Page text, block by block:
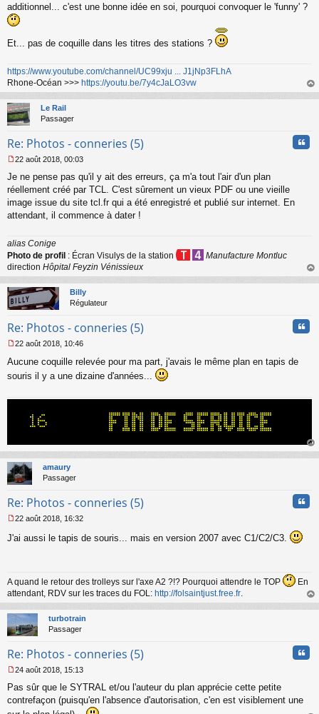
s
s
a
e
o
n
l
u
additionnel... c'est une bonne idée en soi, pourquoi convoquer le 'funny' ?
Et... pas de coquille dans les titres des stations ?
https://www.youtube.com/channel/UC99xju ... J1jNp3FLhA
Rhone-Océan >>> https://youtu.be/7y4cJaLO3vw
au
Le Rail
Passager
Re: Photos - conneries (5)
e
s
s
g
n
o
n
u
22 août 2018, 00:03
Je ne pense pas qu'il y ait des erreurs, ça m'a tout l'air d'un plan
réellement créé par TCL. C'est sûrement un vieux PDF ou une vieille
image issue du site tcl.fr qui a été enregistré et publié sur internet. En
attendant, il commence à dater !
alias Conige
Photo de profil : Écran Visulys de la station
Manufacture Montluc
direction Hôpital Feyzin Vénissieux
au
Billy
Régulateur
Re: Photos - conneries (5)
e
s
l
u
22 août 2018, 10:46
Aucune coquille relevée pour ma part, j'avais le même plan en tapis de
souris il y a une dizaine d'années...
au
amaury
Passager
Re: Photos - conneries (5)
e
g
e
n
o
n
l
22 août 2018, 16:32
J'ai aussi le tapis de souris... mais en version 2007 avec C1/C2/C3.
A quand le retour des trolleys sur l'axe A2 ?!? Pourquoi attendre le TOP
En
attendant, RDV sur les traces du FOL: http://folsaintjust.free.fr.
au
turbotrain
Passager
Re: Photos - conneries (5)
e
s
24 août 2018, 15:13
Pas sûr que le SYTRAL et/ou l'auteur du plan apprécie cette petite
contrefaçon (puisqu'en l'absence d'autorisation, c'en est visiblement une